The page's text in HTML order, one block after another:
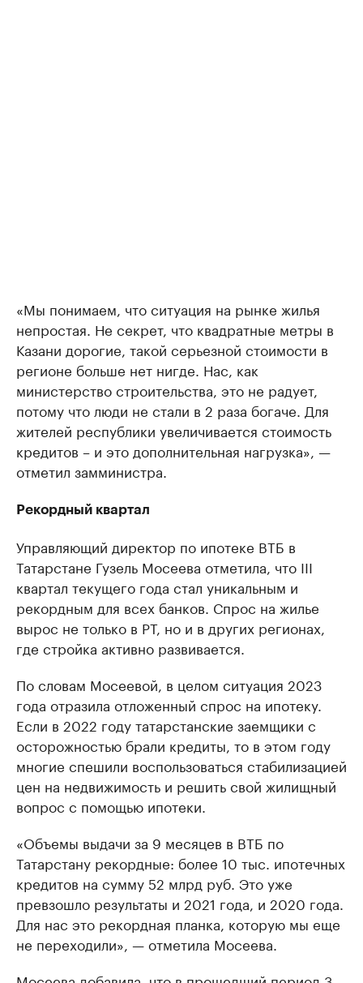
«Мы понимаем, что ситуация на рынке жилья
непростая. Не секрет, что квадратные метры в
Казани дорогие, такой серьезной стоимости в
регионе больше нет нигде. Нас, как
министерство строительства, это не радует,
потому что люди не стали в 2 раза богаче. Для
жителей республики увеличивается стоимость
кредитов – и это дополнительная нагрузка», —
отметил замминистра.
Рекордный квартал
Управляющий директор по ипотеке ВТБ в
Татарстане Гузель Мосеева отметила, что III
квартал текущего года стал уникальным и
рекордным для всех банков. Спрос на жилье
вырос не только в РТ, но и в других регионах,
где стройка активно развивается.
По словам Мосеевой, в целом ситуация 2023
года отразила отложенный спрос на ипотеку.
Если в 2022 году татарстанские заемщики с
осторожностью брали кредиты, то в этом году
многие спешили воспользоваться стабилизацией
цен на недвижимость и решить свой жилищный
вопрос с помощью ипотеки.
«Объемы выдачи за 9 месяцев в ВТБ по
Татарстану рекордные: более 10 тыс. ипотечных
кредитов на сумму 52 млрд руб. Это уже
превзошло результаты и 2021 года, и 2020 года.
Для нас это рекордная планка, которую мы еще
не переходили», — отметила Мосеева.